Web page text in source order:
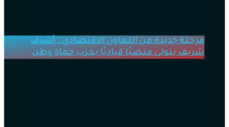
مرحلة جديدة من التعاون الاقتصادي.. أشرف
شريف يتولى منصبًا قياديًا بحزب حماة وطن